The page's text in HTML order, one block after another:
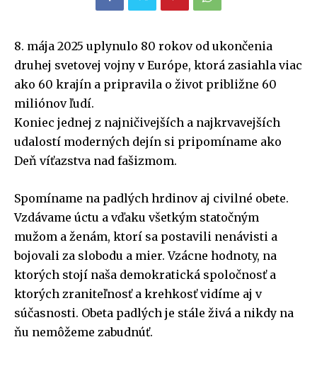
8. mája 2025 uplynulo 80 rokov od ukončenia
druhej svetovej vojny v Európe, ktorá zasiahla viac
ako 60 krajín a pripravila o život približne 60
miliónov ľudí.
Koniec jednej z najničivejších a najkrvavejších
udalostí moderných dejín si pripomíname ako
Deň víťazstva nad fašizmom.
Spomíname na padlých hrdinov aj civilné obete.
Vzdávame úctu a vďaku všetkým statočným
mužom a ženám, ktorí sa postavili nenávisti a
bojovali za slobodu a mier. Vzácne hodnoty, na
ktorých stojí naša demokratická spoločnosť a
ktorých zraniteľnosť a krehkosť vidíme aj v
súčasnosti. Obeta padlých je stále živá a nikdy na
ňu nemôžeme zabudnúť.